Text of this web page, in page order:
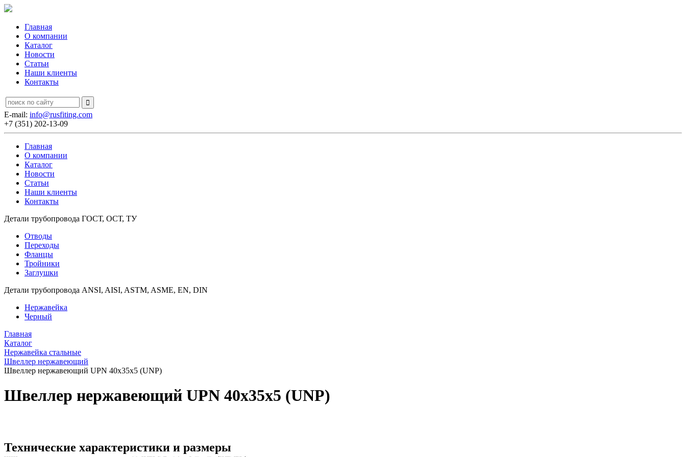
Главная
О компании
Каталог
Новости
Статьи
Наши клиенты
Контакты
E-mail: info@rusfiting.com
+7 (351) 202-13-09
Главная
О компании
Каталог
Новости
Статьи
Наши клиенты
Контакты
Детали трубопровода ГОСТ, ОСТ, ТУ
Отводы
Переходы
Фланцы
Тройники
Заглушки
Детали трубопровода ANSI, AISI, ASTM, ASME, EN, DIN
Нержавейка
Черный
Главная
Каталог
Нержавейка стальные
Швеллер нержавеющий
Швеллер нержавеющий UPN 40х35х5 (UNP)
Швеллер нержавеющий UPN 40х35х5 (UNP)
Технические характеристики и размеры